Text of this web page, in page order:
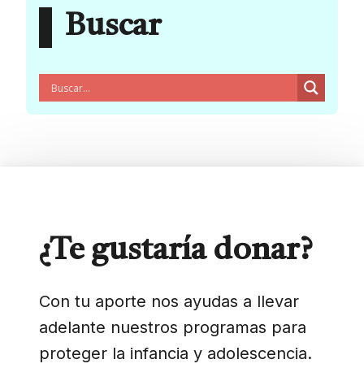
Buscar
¿Te gustaría donar?
Con tu aporte nos ayudas a llevar
adelante nuestros programas para
proteger la infancia y adolescencia.